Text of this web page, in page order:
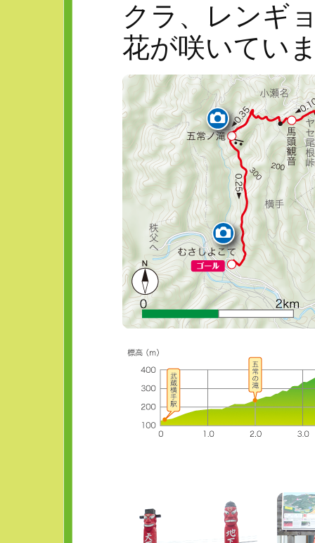
クラ、レンギ
花が咲いてい